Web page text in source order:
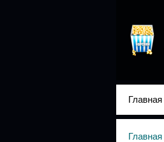
Главная
Главная